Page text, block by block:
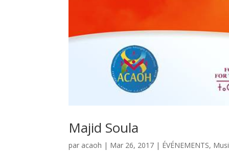
Majid Soula
par acaoh | Mar 26, 2017 | ÉVÉNEMENTS,